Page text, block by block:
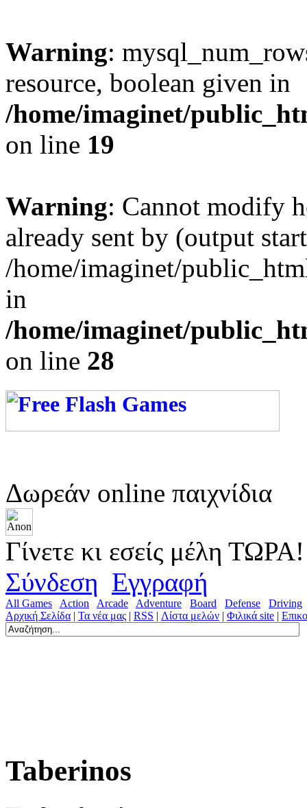
Warning:
resource, boolean given in
/home/imaginet/
on line 19
Warning: Cannot modify
already sent by (output
/home/imaginet/
in
/home/imaginet/
on line 28
Δωρεάν online παιχνίδια
Γίνετε κι εσείς μέλη ΤΩΡΑ!
Σύνδεση Εγγραφή
All Games Action Arcade Adventure Board Defense
Driving
Αρχική Σελίδα | Τα νέα μας | RSS | Λίστα μελών | Φιλικά site |
Taberinos